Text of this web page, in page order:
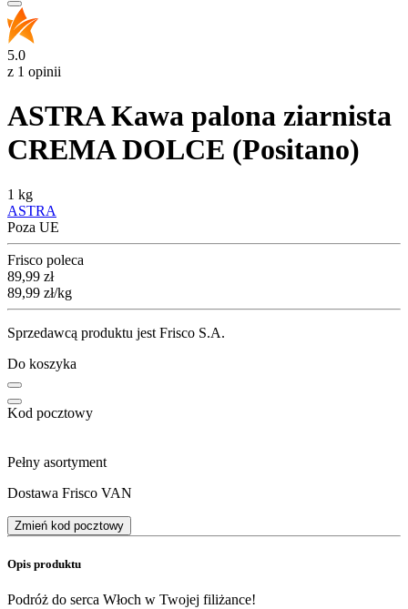
5.0
z 1 opinii
ASTRA Kawa palona ziarnista
CREMA DOLCE (Positano)
1 kg
ASTRA
Poza UE
Frisco poleca
Cena
89,99 zł
89,99 zł/kg
Sprzedawcą produktu jest Frisco S.A.
Do koszyka
Kod pocztowy
Pełny asortyment
Dostawa Frisco VAN
Zmień kod pocztowy
Opis produktu
Podróż do serca Włoch w Twojej filiżance!